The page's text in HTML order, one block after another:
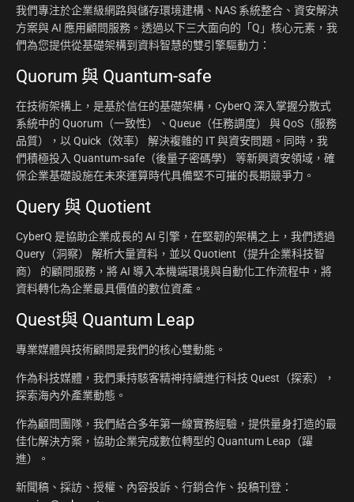
我們專注於企業級網路與儲存環境建構、NAS 系統整合、資安解決
方案與 AI 應用顧問服務。透過以下三大面向的「Q」核心元素，我
們為您提供從基礎架構到資料智慧的雙引擎驅動力：
Quorum 與 Quantum-safe
在技術架構上，是基於信任的基礎架構，CyberQ 深入掌握分散式
系統中的 Quorum（一致性）、Queue（任務調度） 與 QoS（服務
品質），以 Quick（效率） 解決複雜的 IT 與資安問題。同時，我
們積極投入 Quantum-safe（後量子密碼學） 等新興資安領域，確
保企業基礎設施在未來運算時代具備堅不可摧的長期競爭力。
Query 與 Quotient
CyberQ 是協助企業成長的 AI 引擎，在堅韌的架構之上，我們透過
Query（洞察） 解析大量資料，並以 Quotient（提升企業科技智
商） 的顧問服務，將 AI 導入本機端環境與自動化工作流程中，將
資料轉化為企業最具價值的數位資產。
Quest與 Quantum Leap
專業媒體與技術顧問是我們的核心雙動能。
作為科技媒體，我們秉持駭客精神持續進行科技 Quest（探索），
探索海內外產業動態。
作為顧問團隊，我們結合多年第一線實務經驗，提供量身打造的最
佳化解決方案，協助企業完成數位轉型的 Quantum Leap（躍
進）。
新聞稿、採訪、授權、內容投訴、行銷合作、投稿刊登：